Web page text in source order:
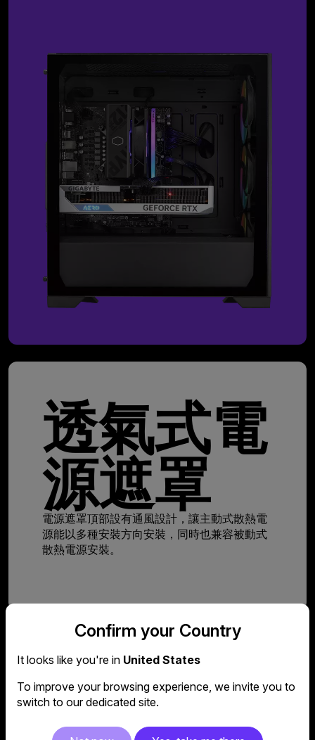
透氣式電
源遮罩
電源遮罩頂部設有通風設計，讓主動式散熱電
源能以多種安裝方向安裝，同時也兼容被動式
散熱電源安裝。
支援USB Type-C
I/O 面板上內建的 USB Type C 連接埠，支援多功
能、精確的數據傳輸。
Confirm your Country
It looks like you're in United States
To improve your browsing experience, we invite you to
switch to our dedicated site.